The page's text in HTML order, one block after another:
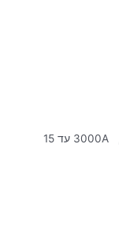
עמידות לפיק זרם מירבי: 8000A פעם אחת, 3000A עד 15